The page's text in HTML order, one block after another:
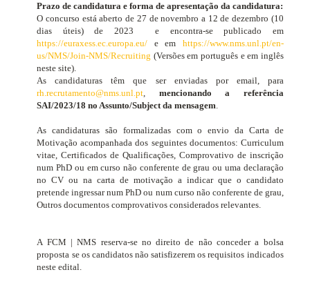
Prazo de candidatura e forma de apresentação da candidatura:
O concurso está aberto de 27 de novembro a 12 de dezembro (10
dias úteis)de 2023
e encontra-se publicado em
https://euraxess.ec.europa.eu/ e em https://www.nms.unl.pt/en-
us/NMS/Join-NMS/Recruiting (Versões em português e em inglês
neste site).
As candidaturas têm que ser enviadas por email, para
rh.recrutamento@nms.unl.pt, mencionando a referência
SAI/2023/18 no Assunto/Subject da mensagem.
As candidaturas são formalizadas com o envio da Carta de
Motivação acompanhada dos seguintes documentos: Curriculum
vitae, Certificados de Qualificações, Comprovativo de inscrição
num PhD ou em curso não conferente de grau ou uma declaração
no CV ou na carta de motivação a indicar que o candidato
pretende ingressar num PhD ou num curso não conferente de grau,
Outros documentos comprovativos considerados relevantes.
A FCM | NMS reserva-se no direito de não conceder a bolsa
proposta se os candidatos não satisfizerem os requisitos indicados
neste edital.